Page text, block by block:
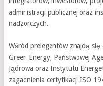
administracji publicznej oraz
nadzorczych.
Wśród prelegentów znajdą się
Green Energy, Państwowej
Jądrowa oraz Instytutu
zagadnienia certyfikacji ISO